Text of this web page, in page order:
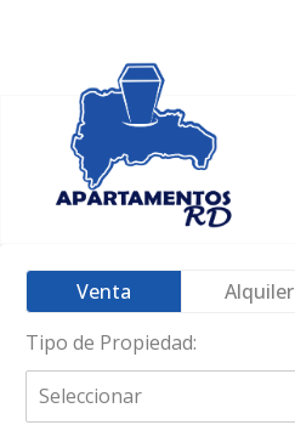
Venta
Alquiler
Tipo de Propiedad:
Seleccionar